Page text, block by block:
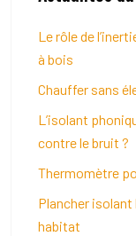
Le rôle de
à bois
Chauffer sans
L’isolant
contre le bruit ?
Thermomètre
Plancher
habitat